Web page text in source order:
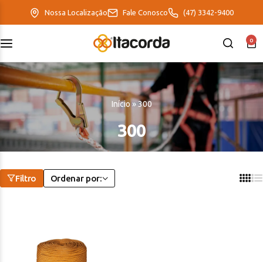
Nossa Localização Fale Conosco (47) 3342-9400
0
Início »300
300
Filtro Ordenar por:
EcoFriendly
ItaMaxx